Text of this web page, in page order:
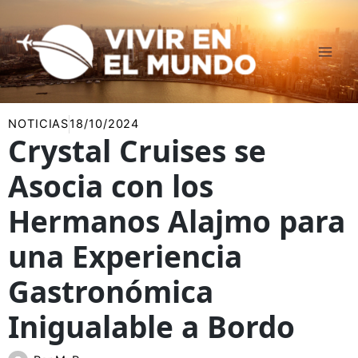
al
contenido
NOTICIAS18/10/2024
Crystal Cruises se
Asocia con los
Hermanos Alajmo para
una Experiencia
Gastronómica
Inigualable a Bordo